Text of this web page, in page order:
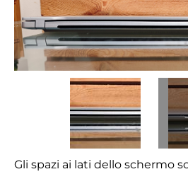
Gli spazi ai lati dello schermo